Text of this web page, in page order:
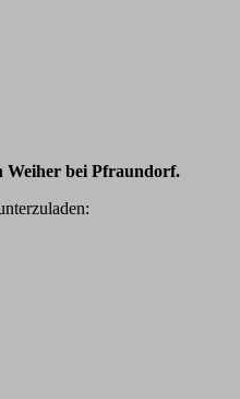
Weiher bei Pfraundorf.